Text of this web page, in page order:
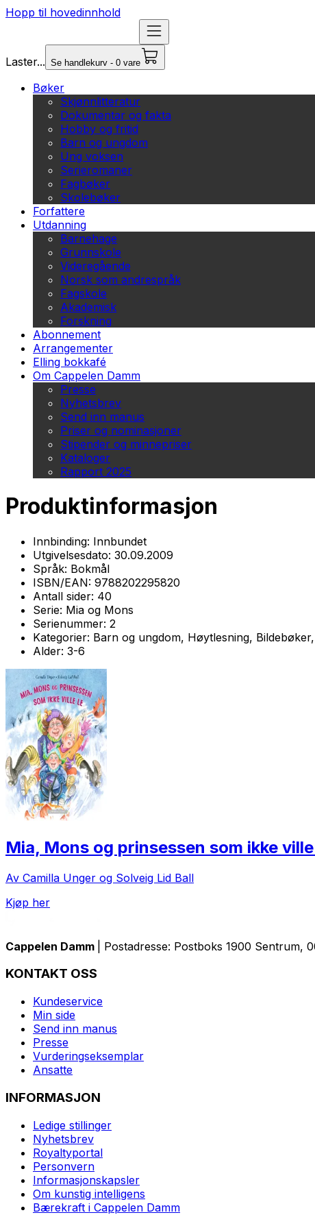
Hopp til hovedinnhold
Laster... Se handlekurv - 0 vare
Bøker
Skjønnlitteratur
Dokumentar og fakta
Hobby og fritid
Barn og ungdom
Ung voksen
Serieromaner
Fagbøker
Skolebøker
Forfattere
Utdanning
Barnehage
Grunnskole
Videregående
Norsk som andrespråk
Fagskole
Akademisk
Forskning
Abonnement
Arrangementer
Elling bokkafé
Om Cappelen Damm
Presse
Nyhetsbrev
Send inn manus
Priser og nominasjoner
Stipender og minnepriser
Kataloger
Rapport 2025
Produktinformasjon
Innbinding: Innbundet
Utgivelsesdato: 30.09.2009
Språk: Bokmål
ISBN/EAN: 9788202295820
Antall sider: 40
Serie: Mia og Mons
Serienummer: 2
Kategorier: Barn og ungdom, Høytlesning,
Alder: 3-6
Mia, Mons og prinsessen som ikke
Av Camilla Unger og Solveig Lid Ball
Kjøp her
Cappelen Damm | Postadresse: Postboks 1900 Sentrum,
KONTAKT OSS
Kundeservice
Min side
Send inn manus
Presse
Vurderingseksemplar
Ansatte
INFORMASJON
Ledige stillinger
Nyhetsbrev
Royaltyportal
Personvern
Informasjonskapsler
Om kunstig intelligens
Bærekraft i Cappelen Damm